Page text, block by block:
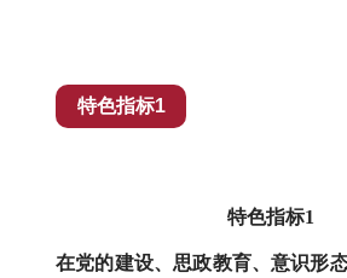
特色指标1
特色指标1
在党的建设、思政教育、意识形